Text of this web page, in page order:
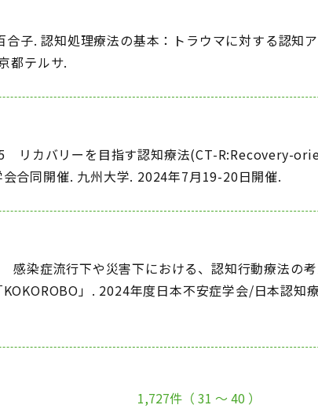
子. 認知処理療法の基本：トラウマに対する認知
都テルサ.
リカバリーを目指す認知療法(CT-R:Recovery-
合同開催. 九州大学. 2024年7月19-20日開催.
染症流行下や災害下における、認知行動療法の
」. 2024年度日本不安症学会/日本認
1,727件（ 31 〜 40 ）